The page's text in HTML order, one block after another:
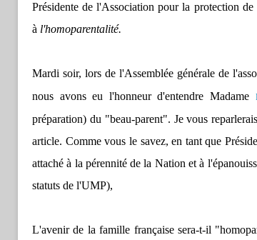
Présidente de l'Association pour la protection de
à l'homoparentalité.
Mardi soir, lors de l'Assemblée générale de
nous avons eu l'honneur d'entendre Madame
préparation) du "beau-parent". Je vous
article. Comme vous le savez, en tant que
attaché à la pérennité de la Nation et à
statuts de l'UMP),
L'avenir de la famille française sera-t-il